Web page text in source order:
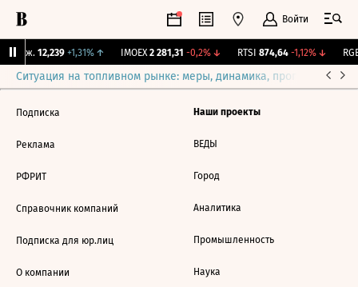
Войти
Бирж. 12,239 +1,31%↑ IMOEX 2 281,31 -0,2%↓ RTSI 874,64 -1,12%↓
Ситуация на топливном рынке: меры, динамика, прогнозы
Подписка
Реклама
РФРИТ
Справочник компаний
Подписка для юр.лиц
О компании
Наши проекты
ВЕДЫ
Город
Аналитика
Промышленность
Наука